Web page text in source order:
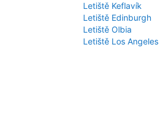
Letiště Keflavík
Letiště Edinburgh
Letiště Olbia
Letiště Los Angeles